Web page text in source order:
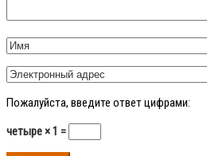
Пожалуйста, введите ответ цифрами:
четыре × 1 =